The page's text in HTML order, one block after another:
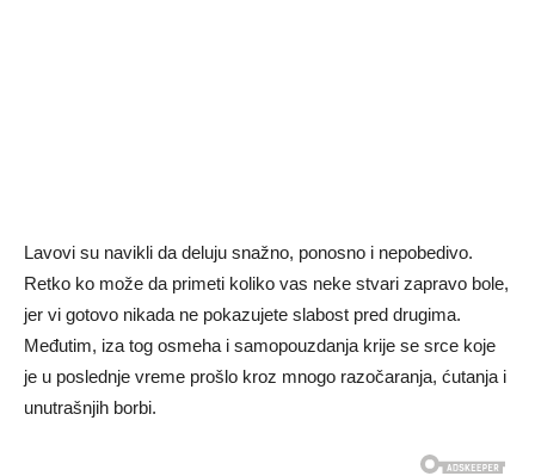
Lavovi su navikli da deluju snažno, ponosno i nepobedivo.
Retko ko može da primeti koliko vas neke stvari zapravo bole,
jer vi gotovo nikada ne pokazujete slabost pred drugima.
Međutim, iza tog osmeha i samopouzdanja krije se srce koje
je u poslednje vreme prošlo kroz mnogo razočaranja, ćutanja i
unutrašnjih borbi.